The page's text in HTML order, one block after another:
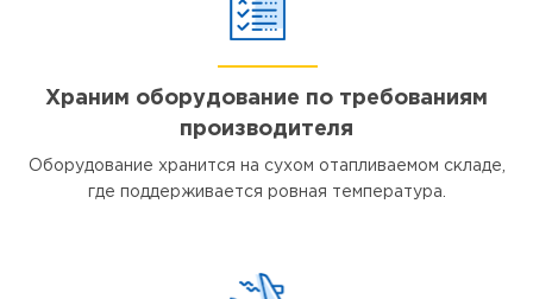
Храним оборудование по требованиям
производителя
Оборудование хранится на сухом отапливаемом складе,
где поддерживается ровная температура.